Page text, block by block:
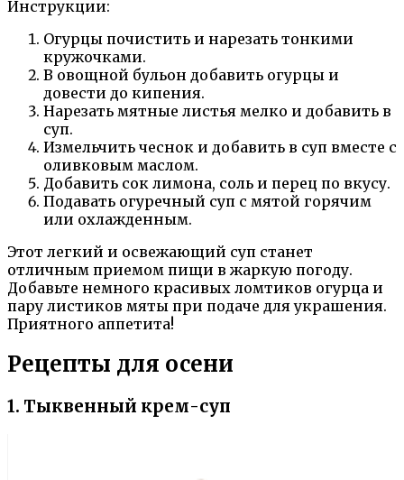
Инструкции:
Огурцы почистить и нарезать тонкими
кружочками.
В овощной бульон добавить огурцы и
довести до кипения.
Нарезать мятные листья мелко и добавить в
суп.
Измельчить чеснок и добавить в суп вместе с
оливковым маслом.
Добавить сок лимона, соль и перец по вкусу.
Подавать огуречный суп с мятой горячим
или охлажденным.
Этот легкий и освежающий суп станет
отличным приемом пищи в жаркую погоду.
Добавьте немного красивых ломтиков огурца и
пару листиков мяты при подаче для украшения.
Приятного аппетита!
Рецепты для осени
1. Тыквенный крем-суп